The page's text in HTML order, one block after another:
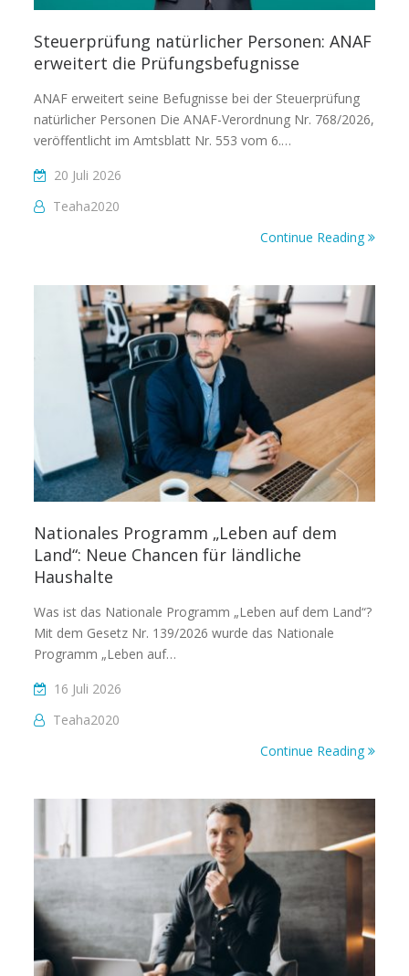
Steuerprüfung natürlicher Personen: ANAF
erweitert die Prüfungsbefugnisse
ANAF erweitert seine Befugnisse bei der Steuerprüfung
natürlicher Personen Die ANAF-Verordnung Nr. 768/2026,
veröffentlicht im Amtsblatt Nr. 553 vom 6.…
20 Juli 2026
Teaha2020
Continue Reading
Nationales Programm „Leben auf dem
Land“: Neue Chancen für ländliche
Haushalte
Was ist das Nationale Programm „Leben auf dem Land“?
Mit dem Gesetz Nr. 139/2026 wurde das Nationale
Programm „Leben auf…
16 Juli 2026
Teaha2020
Continue Reading